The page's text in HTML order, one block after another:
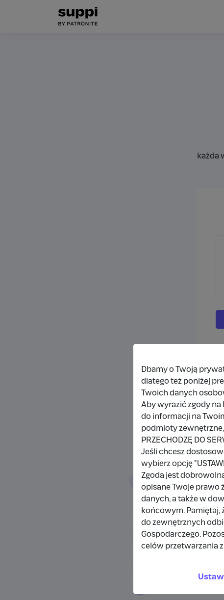
każda
Wpłacający/
Wpłata anonimowa
Piotr Stopka
Dbamy o Twoją
dlatego też poniżej
Twoich danych
Aby wyrazić zgody
do informacji na
podmioty zewnętrzne,
PRZECHODZĘ DO
Jeśli chcesz
wybierz opcję
Zgoda jest
opisane Twoje prawo
danych, a także w
końcowym. Pamiętaj,
do zewnętrznych
Gospodarczego.
celów przetwarzania